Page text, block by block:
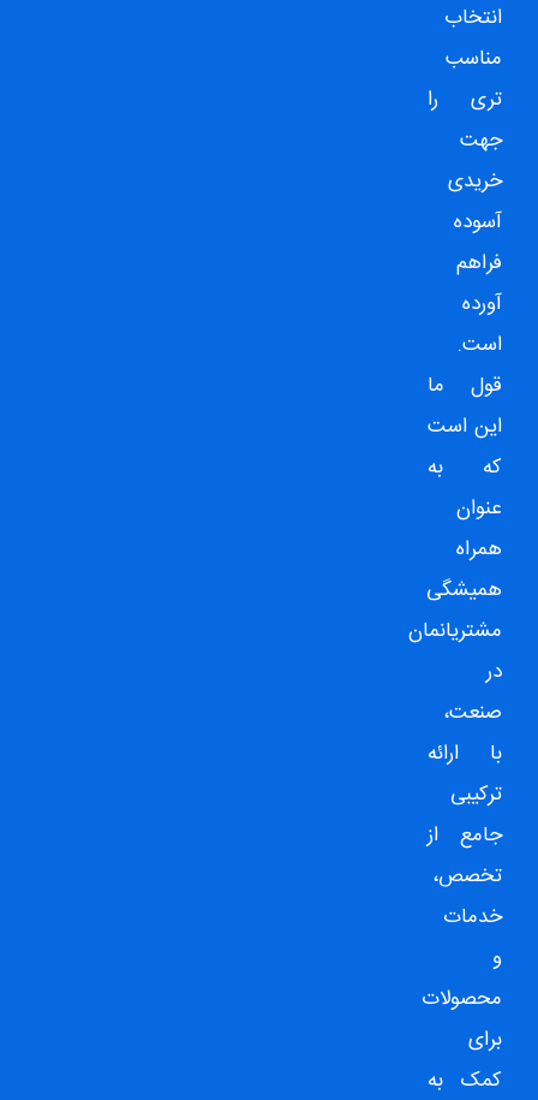
انتخاب
مناسب
تری را
جهت
خریدی
آسوده
فراهم
آورده
است.
قول ما
این است
که به
عنوان
همراه
همیشگی
مشتریانمان
در
صنعت،
با ارائه
ترکیبی
جامع از
تخصص،
خدمات
و
محصولات
برای
کمک به